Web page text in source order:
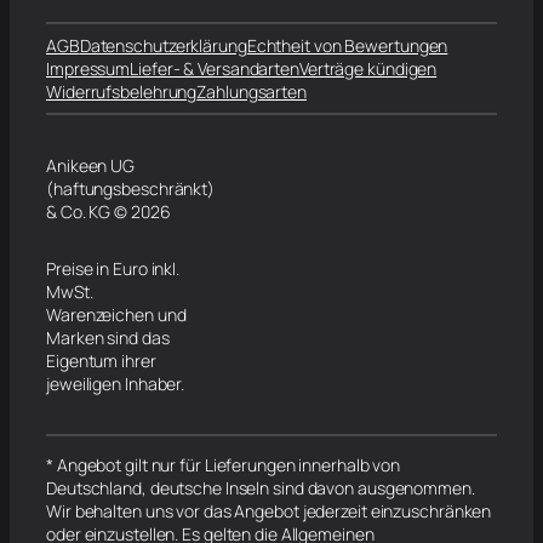
AGBDatenschutzerklärungEchtheit von Bewertungen
ImpressumLiefer- & VersandartenVerträge kündigen
WiderrufsbelehrungZahlungsarten
Anikeen UG
(haftungsbeschränkt)
& Co. KG © 2026
Preise in Euro inkl.
MwSt.
Warenzeichen und
Marken sind das
Eigentum ihrer
jeweiligen Inhaber.
* Angebot gilt nur für Lieferungen innerhalb von
Deutschland, deutsche Inseln sind davon ausgenommen.
Wir behalten uns vor das Angebot jederzeit einzuschränken
oder einzustellen. Es gelten die Allgemeinen